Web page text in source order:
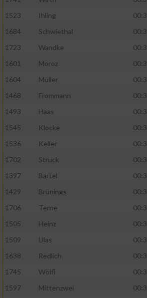
1523
Ihling
1684
Schwiethal
1723
Wandke
1601
Moroz
1604
Müller
1468
Frommann
1493
Haas
1545
Klocke
1536
Keller
1702
Struck
1397
Bartel
1429
Brünings
1706
Terne
1505
Heinz
1509
Ulas
1638
Redlich
1745
Wölfl
1597
Mittenzwei
Verwendung reduzierter Daten zur
Erstellung von Profilen für
Verwendung von Profilen zur Auswahl
Erstellung von Profilen zur
von Inhalten
Verwendung von Profilen zur Auswahl
personalisierter Inhalte
Messung der Werbeleistung
Messung der Performance von Inhalten
oder Kombinationen von Daten aus
Entwicklung und Verbesserung der